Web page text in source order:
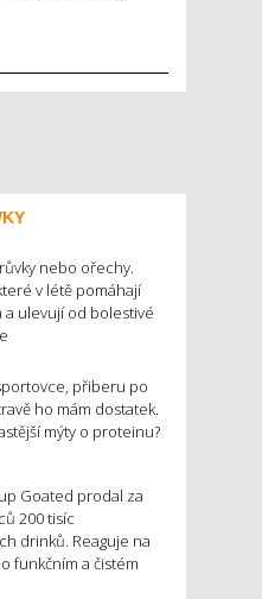
nebo ořechy.
v létě pomáhají
ulevují od bolestivé
přiberu po
ho mám dostatek.
mýty o proteinu?
Goated prodal za
200 tisíc
drinků. Reaguje na
funkčním a čistém